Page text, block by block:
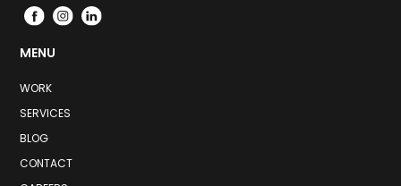
MENU
WORK
SERVICES
BLOG
CONTACT